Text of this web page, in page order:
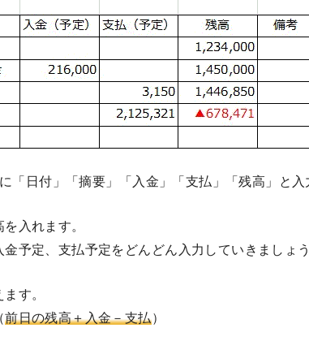
「日付」「摘要」「入金」「支払」「残高」と入
入れます。
予定、支払予定をどんどん入力していきましょう
す。
前日の残高＋入金－支払）